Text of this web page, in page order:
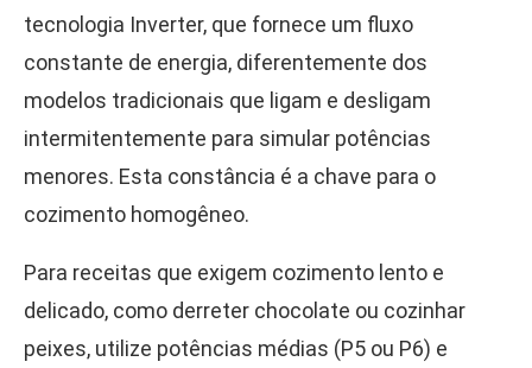
tecnologia Inverter, que fornece um fluxo
constante de energia, diferentemente dos
modelos tradicionais que ligam e desligam
intermitentemente para simular potências
menores. Esta constância é a chave para o
cozimento homogêneo.
Para receitas que exigem cozimento lento e
delicado, como derreter chocolate ou cozinhar
peixes, utilize potências médias (P5 ou P6) e